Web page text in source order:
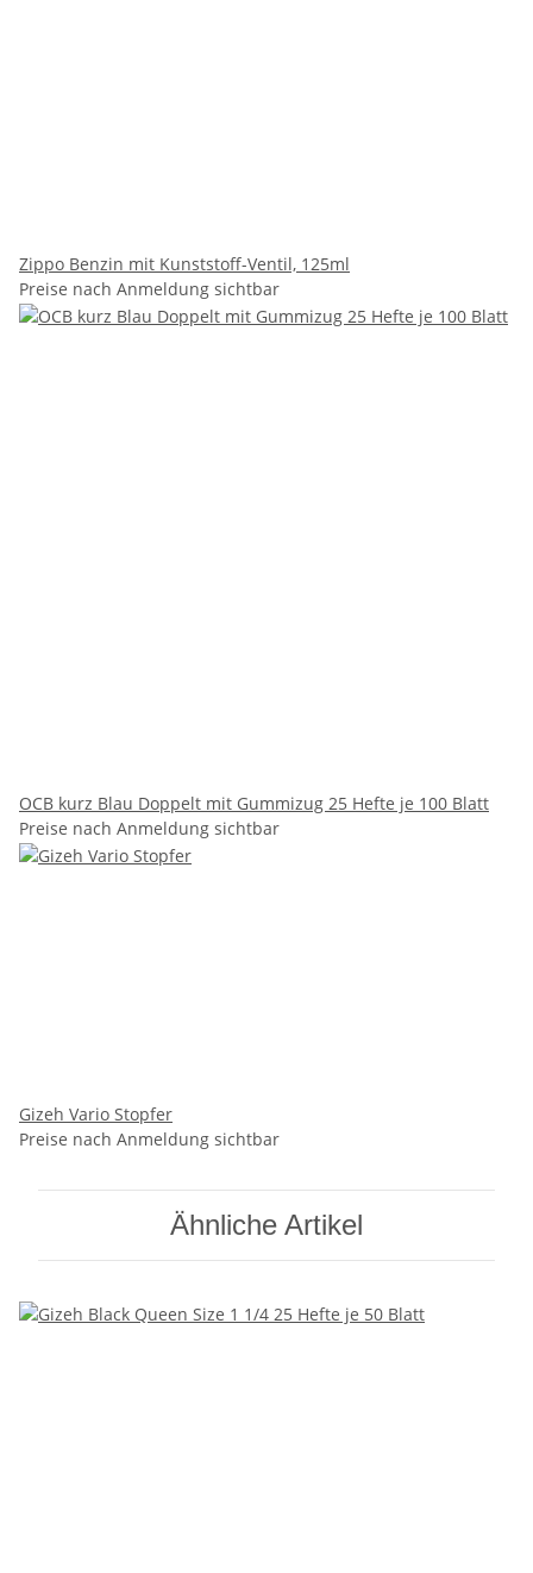
Zippo Benzin mit Kunststoff-Ventil, 125ml
Preise nach Anmeldung sichtbar
OCB kurz Blau Doppelt mit Gummizug 25 Hefte je 100 Blatt
Preise nach Anmeldung sichtbar
Gizeh Vario Stopfer
Preise nach Anmeldung sichtbar
Ähnliche Artikel